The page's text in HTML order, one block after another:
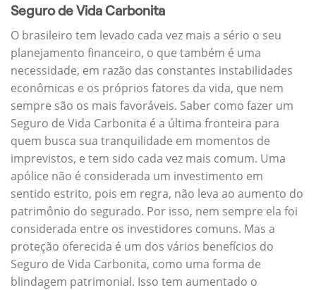
Seguro de Vida Carbonita
O brasileiro tem levado cada vez mais a sério o seu
planejamento financeiro, o que também é uma
necessidade, em razão das constantes instabilidades
econômicas e os próprios fatores da vida, que nem
sempre são os mais favoráveis. Saber como fazer um
Seguro de Vida Carbonita é a última fronteira para
quem busca sua tranquilidade em momentos de
imprevistos, e tem sido cada vez mais comum. Uma
apólice não é considerada um investimento em
sentido estrito, pois em regra, não leva ao aumento do
patrimônio do segurado. Por isso, nem sempre ela foi
considerada entre os investidores comuns. Mas a
proteção oferecida é um dos vários benefícios do
Seguro de Vida Carbonita, como uma forma de
blindagem patrimonial. Isso tem aumentado o